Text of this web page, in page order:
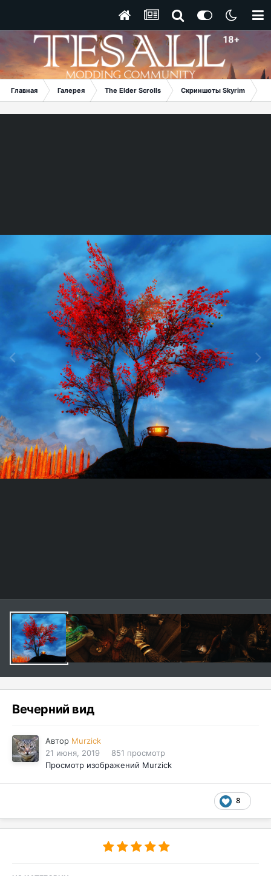
Главная Галерея The Elder Scrolls Скриншоты Skyrim
Вечерний вид
Автор Murzick
21 июня, 2019
851 просмотр
Просмотр изображений Murzick
8